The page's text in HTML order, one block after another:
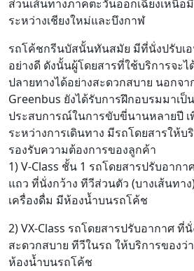
ส่วนเส้นทางภาคตะวันออกเฉียงเหนือ
ระหว่างเชียงใหม่และบึงกาฬ
รถโค้ชกรีนบัสนั้นทันสมัย ​​มีที่นั่งปรับเ
อย่างดี ดังนั้นผู้โดยสารที่ใช้บริการจะ
ปลายทางได้อย่างสะดวกสบาย นอกจ
Greenbus ยังได้รับการฝึกอบรมมาเป็
ประสบการณ์ในการขับขี่นานหลายปี
ระหว่างการเดินทาง มีรถโดยสารให้บ
รองรับความต้องการของลูกค้า
1) V-Class ชั้น 1 รถโดยสารปรับอาก
แถว ที่นั่งกว้าง ทีวีส่วนตัว (บางเส้นทา
เครื่องดื่ม มีห้องน้ำบนรถโค้ช
2) VX-Class รถโดยสารปรับอากาศ ที่
สะดวกสบาย ทีวีในรถ ให้บริการของว่
ห้องน้ำบนรถโค้ช